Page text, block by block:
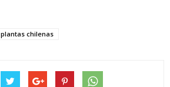
plantas chilenas